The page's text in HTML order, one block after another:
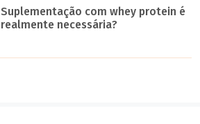
Suplementação com whey protein é
realmente necessária?